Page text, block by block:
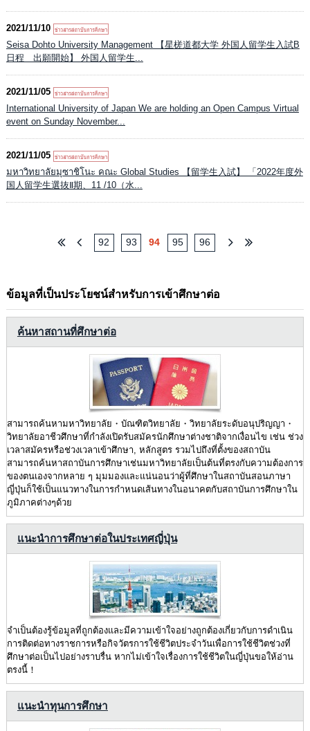
2021/11/10
Seisa Dohto University Management 【星槎道都大学 外国人留学生入試B
日程 出願開始】 外国人留学生...
2021/11/05
International University of Japan We are holding an Open Campus Virtual
event on Sunday November...
2021/11/05
มหาวิทยาลัยมุซาชิโนะ คณะ Global Studies 【留学生入試】 「2022年度外
国人留学生選抜Ⅱ期、11 /10（水...
92 93 94 95 96
ข้อมูลที่เป็นประโยชน์สำหรับการเข้าศึกษาต่อ
ค้นหาสถานที่ศึกษาต่อ
สามารถค้นหามหาวิทยาลัย・บัณฑิตวิทยาลัย・วิทยาลัยระดับอนุปริญญา・
วิทยาลัยอาชีวศึกษาที่กำลังเปิดรับสมัครนักศึกษาต่างชาติจากเงื่อนไข เช่น ช่วง
เวลาสมัครหรือช่วงเวลาเข้าศึกษา, หลักสูตร รวมไปถึงที่ตั้งของสถาบัน
สามารถค้นหาสถาบันการศึกษาเช่นมหาวิทยาลัยเป็นต้นที่ตรงกับความต้องการ
ของตนเองจากหลาย ๆ มุมมองและแน่นอนว่าผู้ที่ศึกษาในสถาบันสอนภาษา
ญี่ปุ่นก็ใช้เป็นแนวทางในการกำหนดเส้นทางในอนาคตกับสถาบันการศึกษาใน
ภูมิภาคต่างๆด้วย
แนะนำการศึกษาต่อในประเทศญี่ปุ่น
จำเป็นต้องรู้ข้อมูลที่ถูกต้องและมีความเข้าใจอย่างถูกต้องเกี่ยวกับการดำเนิน
การติดต่อทางราชการหรือกิจวัตรการใช้ชีวิตประจำวันเพื่อการใช้ชีวิตช่วงที่
ศึกษาต่อเป็นไปอย่างราบรื่น หากไม่เข้าใจเรื่องการใช้ชีวิตในญี่ปุ่นขอให้อ่าน
ตรงนี้！
แนะนำทุนการศึกษา